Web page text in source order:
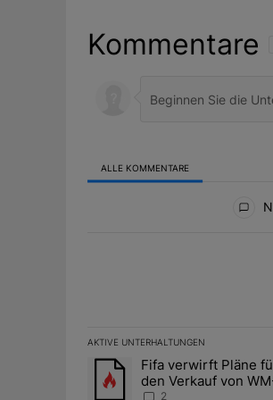
Kommentare
ALLE KOMMENTARE
AKTIVE UNTERHALTUNGEN
Das Folgende ist eine Liste
Ein Trendartikel mit dem Titel
Fifa verwirft Pläne
den Verkauf von
2